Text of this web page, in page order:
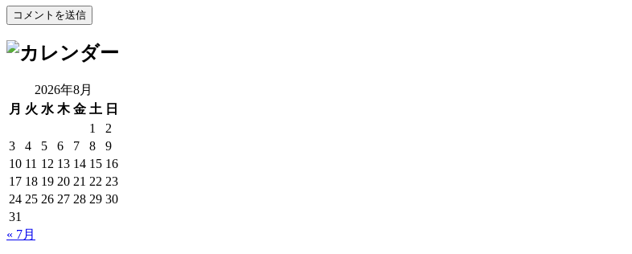
2026年8月
月 火 水 木 金 土 日
1
2
3
4 5 6 7 8
9
10 11 12 13 14 15 16
17 18 19 20 21 22 23
24 25 26 27 28 29 30
31
« 7月